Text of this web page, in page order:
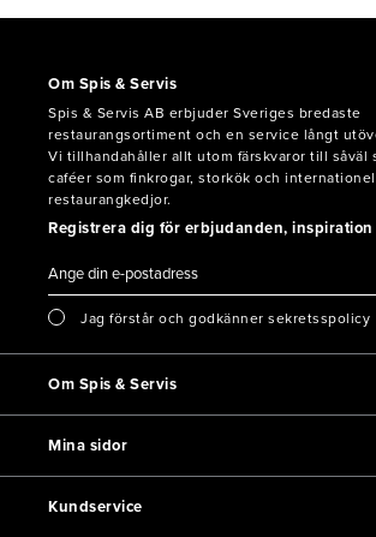
Om Spis & Servis
Spis & Servis AB erbjuder Sveriges bredaste
restaurangsortiment och en service långt
Vi tillhandahåller allt utom färskvaror till såväl
caféer som finkrogar, storkök och
restaurangkedjor.
Registrera dig för erbjudanden,
Jag förstår och godkänner sekretsspolicy
Om Spis & Servis
Mina sidor
Kundservice